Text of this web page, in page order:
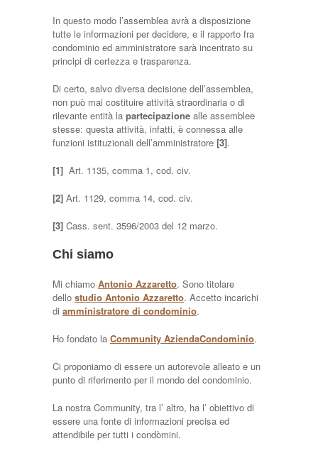
In questo modo l’assemblea avrà a disposizione
tutte le informazioni per decidere, e il rapporto fra
condominio ed amministratore sarà incentrato su
principi di certezza e trasparenza.
Di certo, salvo diversa decisione dell’assemblea,
non può mai costituire attività straordinaria o di
rilevante entità la partecipazione alle assemblee
stesse: questa attività, infatti, è connessa alle
funzioni istituzionali dell’amministratore [3].
[1] Art. 1135, comma 1, cod. civ.
[2] Art. 1129, comma 14, cod. civ.
[3] Cass. sent. 3596/2003 del 12 marzo.
Chi siamo
Mi chiamo Antonio Azzaretto. Sono titolare
dello studio Antonio Azzaretto. Accetto incarichi
di amministratore di condominio.
Ho fondato la Community AziendaCondominio.
Ci proponiamo di essere un autorevole alleato e un
punto di riferimento per il mondo del condominio.
La nostra Community, tra l’ altro, ha l’ obiettivo di
essere una fonte di informazioni precisa ed
attendibile per tutti i condòmini.